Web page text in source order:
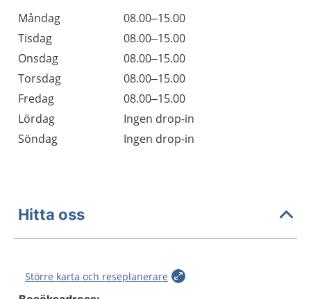
Måndag
08.00–15.00
Tisdag
08.00–15.00
Onsdag
08.00–15.00
Torsdag
08.00–15.00
Fredag
08.00–15.00
Lördag
Ingen drop-in
Söndag
Ingen drop-in
Hitta oss
Större karta och reseplanerare